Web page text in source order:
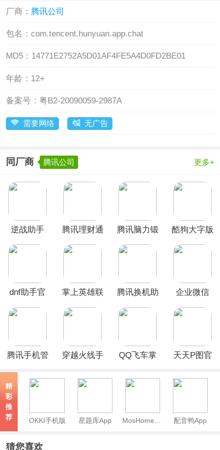
厂商： 腾讯公司
包名： com.tencent.hunyuan.app.chat
MD5： 14771E2752A5D01AF4FE5A4D0FD2BE01
年龄： 12+
备案号： 粤B2-20090059-2987A
需要网络 无广告
同厂商 腾讯公司 更多+
逆战助手
腾讯理财通
腾讯脑力锻
酷狗大字版
dnf助手官
掌上英雄联
腾讯换机助
企业微信
腾讯手机管
穿越火线手
QQ飞车掌
天天P图官
精
彩
推
荐
OKKI手机版 星题库App MosHome官方版 配音鸭App
猜您喜欢